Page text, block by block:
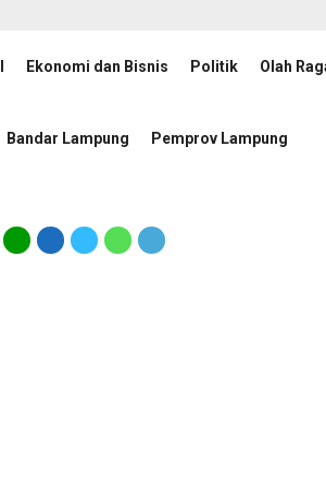
Ekonomi dan Bisnis Politik Olah
Bandar Lampung Pemprov Lampung
JMSI